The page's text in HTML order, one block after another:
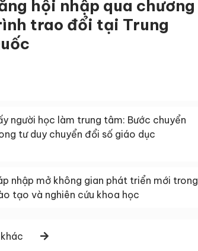
hội nhập qua chương
trao đổi tại Trung
người học làm trung tâm: Bước chuyển
tư duy chuyển đổi số giáo dục
nhập mở không gian phát triển mới trong
tạo và nghiên cứu khoa học